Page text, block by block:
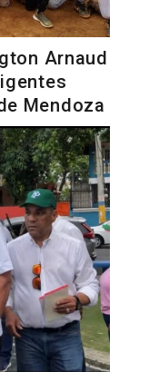
Arnaud
Mendoza